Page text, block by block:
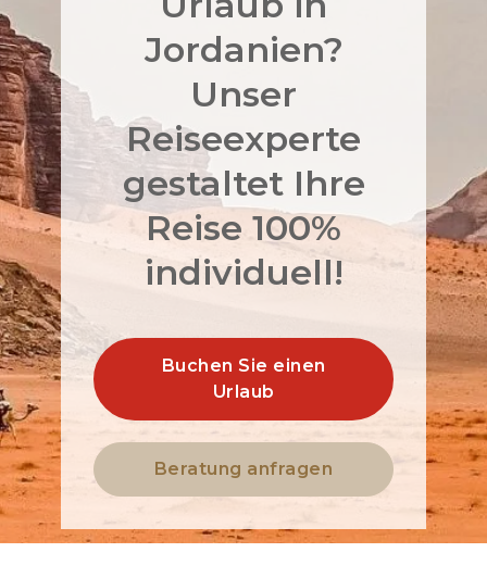
Jordanien?
Unser
Reiseexperte
gestaltet Ihre
Reise 100%
individuell!
Buchen Sie einen
Urlaub
Beratung anfragen